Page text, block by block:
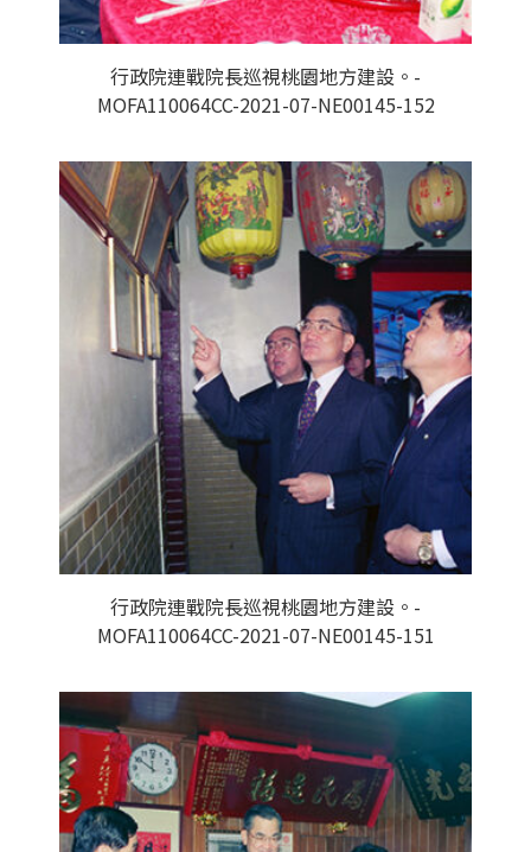
行政院連戰院長巡視桃園地方建設。-
MOFA110064CC-2021-07-NE00145-152
行政院連戰院長巡視桃園地方建設。-
MOFA110064CC-2021-07-NE00145-151